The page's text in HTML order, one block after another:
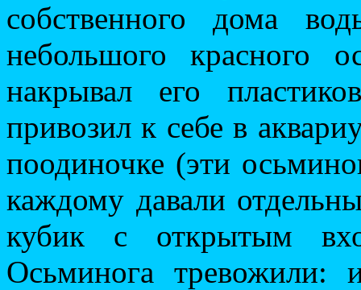
собственного дома
небольшого красного
накрывал его
привозил к себе в
поодиночке (эти
каждому давали
кубик с открытым
Осьминога тревожили: